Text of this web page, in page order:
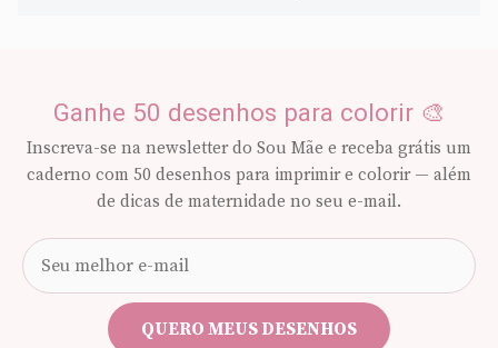
Ganhe 50 desenhos para colorir 🎨
Inscreva-se na newsletter do Sou Mãe e receba grátis um
caderno com 50 desenhos para imprimir e colorir — além
de dicas de maternidade no seu e-mail.
e-
mail
QUERO MEUS DESENHOS